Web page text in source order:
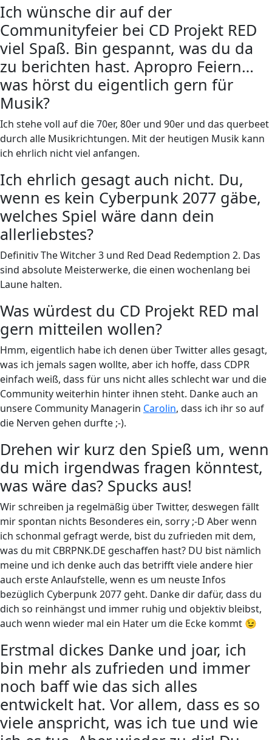
Ich wünsche dir auf der
Communityfeier bei CD Projekt RED
viel Spaß. Bin gespannt, was du da
zu berichten hast. Apropro Feiern…
was hörst du eigentlich gern für
Musik?
Ich stehe voll auf die 70er, 80er und 90er und das querbeet
durch alle Musikrichtungen. Mit der heutigen Musik kann
ich ehrlich nicht viel anfangen.
Ich ehrlich gesagt auch nicht. Du,
wenn es kein Cyberpunk 2077 gäbe,
welches Spiel wäre dann dein
allerliebstes?
Definitiv The Witcher 3 und Red Dead Redemption 2. Das
sind absolute Meisterwerke, die einen wochenlang bei
Laune halten.
Was würdest du CD Projekt RED mal
gern mitteilen wollen?
Hmm, eigentlich habe ich denen über Twitter alles gesagt,
was ich jemals sagen wollte, aber ich hoffe, dass CDPR
einfach weiß, dass für uns nicht alles schlecht war und die
Community weiterhin hinter ihnen steht. Danke auch an
unsere Community Managerin Carolin, dass ich ihr so auf
die Nerven gehen durfte ;-).
Drehen wir kurz den Spieß um, wenn
du mich irgendwas fragen könntest,
was wäre das? Spucks aus!
Wir schreiben ja regelmäßig über Twitter, deswegen fällt
mir spontan nichts Besonderes ein, sorry ;-D Aber wenn
ich schonmal gefragt werde, bist du zufrieden mit dem,
was du mit CBRPNK.DE geschaffen hast? DU bist nämlich
meine und ich denke auch das betrifft viele andere hier
auch erste Anlaufstelle, wenn es um neuste Infos
bezüglich Cyberpunk 2077 geht. Danke dir dafür, dass du
dich so reinhängst und immer ruhig und objektiv bleibst,
auch wenn wieder mal ein Hater um die Ecke kommt 😉
Erstmal dickes Danke und joar, ich
bin mehr als zufrieden und immer
noch baff wie das sich alles
entwickelt hat. Vor allem, dass es so
viele anspricht, was ich tue und wie